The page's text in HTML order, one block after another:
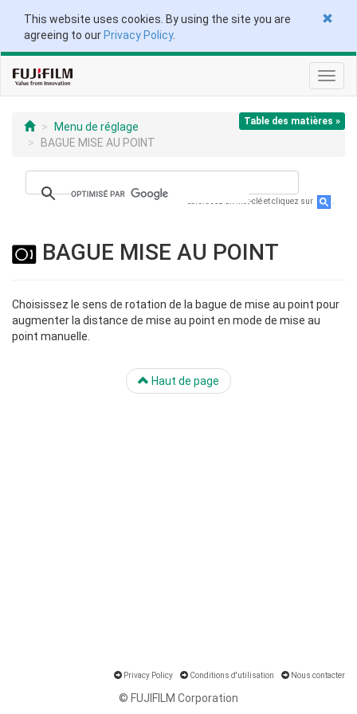
This website uses cookies. By using the site you are
agreeing to our Privacy Policy.
Table des matières »
Menu de réglage
BAGUE MISE AU POINT
Saisissez un mot-clé et cliquez sur
BAGUE MISE AU POINT
Choisissez le sens de rotation de la bague de mise au point pour
augmenter la distance de mise au point en mode de mise au
point manuelle.
Haut de page
Privacy Policy Conditions d'utilisation Nous contacter
© FUJIFILM Corporation